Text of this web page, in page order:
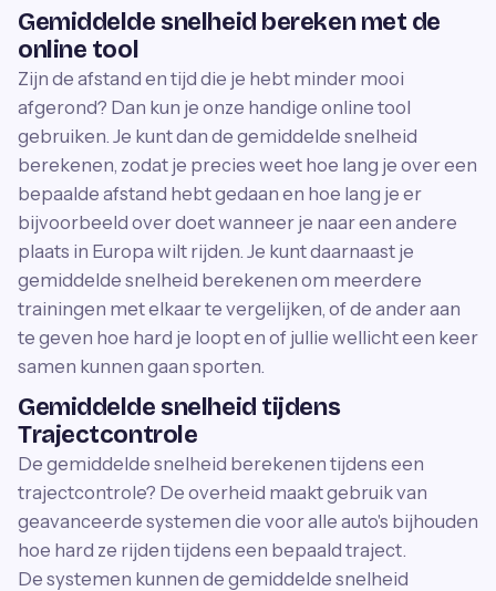
Gemiddelde snelheid bereken met de
online tool
Zijn de afstand en tijd die je hebt minder mooi
afgerond? Dan kun je onze handige online tool
gebruiken. Je kunt dan de gemiddelde snelheid
berekenen, zodat je precies weet hoe lang je over een
bepaalde afstand hebt gedaan en hoe lang je er
bijvoorbeeld over doet wanneer je naar een andere
plaats in Europa wilt rijden. Je kunt daarnaast je
gemiddelde snelheid berekenen om meerdere
trainingen met elkaar te vergelijken, of de ander aan
te geven hoe hard je loopt en of jullie wellicht een keer
samen kunnen gaan sporten.
Gemiddelde snelheid tijdens
Trajectcontrole
De gemiddelde snelheid berekenen tijdens een
trajectcontrole? De overheid maakt gebruik van
geavanceerde systemen die voor alle auto's bijhouden
hoe hard ze rijden tijdens een bepaald traject.
De systemen kunnen de gemiddelde snelheid